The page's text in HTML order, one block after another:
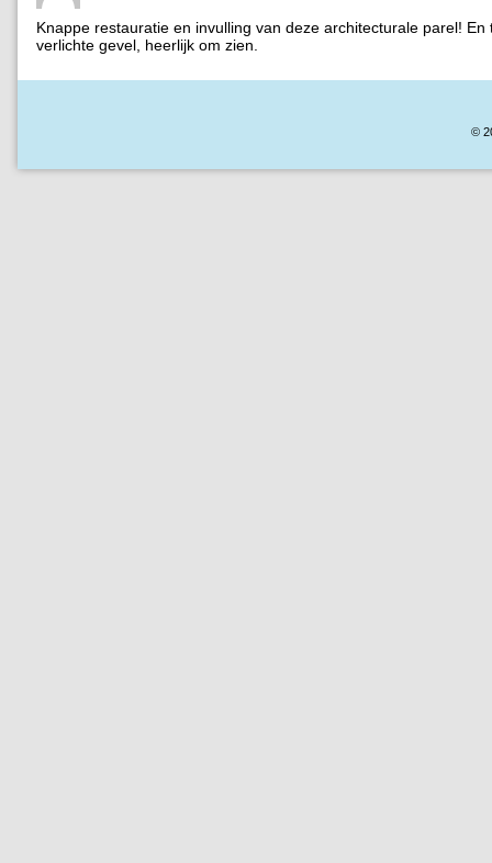
Knappe restauratie en invulling van deze architecturale parel! En
verlichte gevel, heerlijk om zien.
©